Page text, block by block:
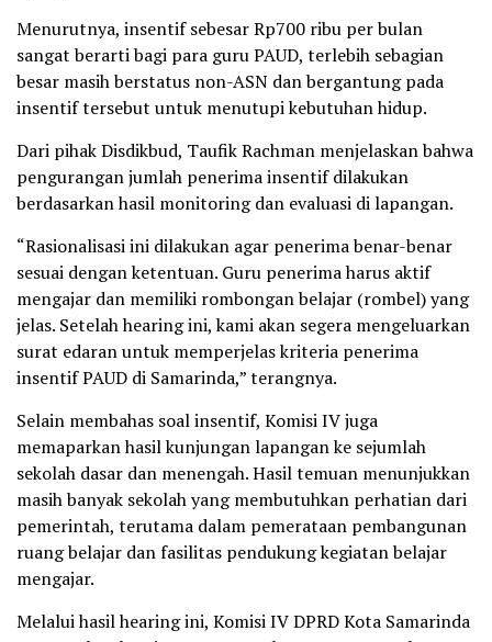
Menurutnya, insentif sebesar Rp700 ribu per bulan
sangat berarti bagi para guru PAUD, terlebih sebagian
besar masih berstatus non-ASN dan bergantung pada
insentif tersebut untuk menutupi kebutuhan hidup.
Dari pihak Disdikbud, Taufik Rachman menjelaskan bahwa
pengurangan jumlah penerima insentif dilakukan
berdasarkan hasil monitoring dan evaluasi di lapangan.
“Rasionalisasi ini dilakukan agar penerima benar-benar
sesuai dengan ketentuan. Guru penerima harus aktif
mengajar dan memiliki rombongan belajar (rombel) yang
jelas. Setelah hearing ini, kami akan segera mengeluarkan
surat edaran untuk memperjelas kriteria penerima
insentif PAUD di Samarinda,” terangnya.
Selain membahas soal insentif, Komisi IV juga
memaparkan hasil kunjungan lapangan ke sejumlah
sekolah dasar dan menengah. Hasil temuan menunjukkan
masih banyak sekolah yang membutuhkan perhatian dari
pemerintah, terutama dalam pemerataan pembangunan
ruang belajar dan fasilitas pendukung kegiatan belajar
mengajar.
Melalui hasil hearing ini, Komisi IV DPRD Kota Samarinda